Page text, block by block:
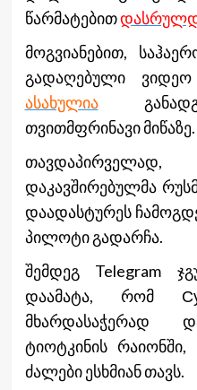
წარმატებით
მოგვიანებით,
გადაღებული ვიდეო
ასახულია
თვითმფრინავი მიწაზე.
დაკავშირებულმა
დაადასტურეს
პილოტი გადარჩა.
შემდეგ Telegram
დაამატა, რომ
მხარდასაჭერად
ტიოტკინის
ძალები ესხმიან თავს.